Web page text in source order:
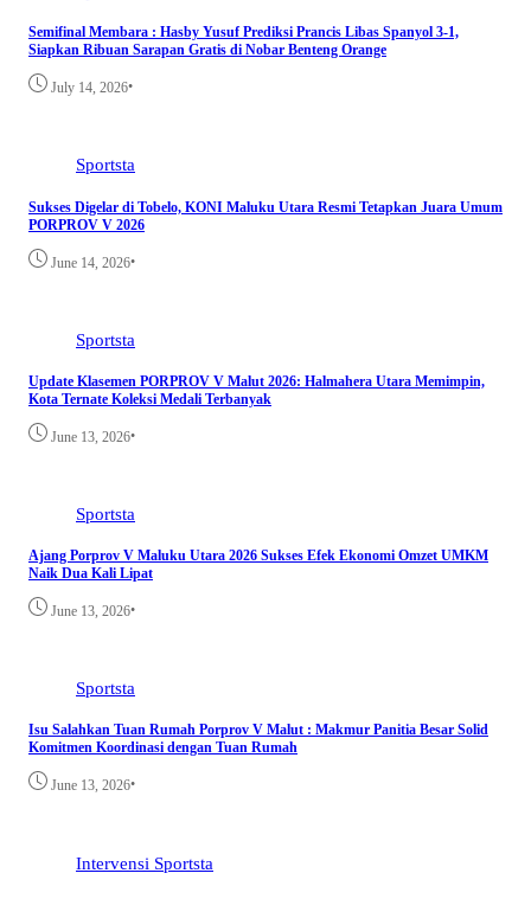
Semifinal Membara : Hasby Yusuf Prediksi Prancis Libas Spanyol 3-1,
Siapkan Ribuan Sarapan Gratis di Nobar Benteng Orange
July 14, 2026•
Sportsta
Sukses Digelar di Tobelo, KONI Maluku Utara Resmi Tetapkan Juara Umum
PORPROV V 2026
June 14, 2026•
Sportsta
Update Klasemen PORPROV V Malut 2026: Halmahera Utara Memimpin,
Kota Ternate Koleksi Medali Terbanyak
June 13, 2026•
Sportsta
Ajang Porprov V Maluku Utara 2026 Sukses Efek Ekonomi Omzet UMKM
Naik Dua Kali Lipat
June 13, 2026•
Sportsta
Isu Salahkan Tuan Rumah Porprov V Malut : Makmur Panitia Besar Solid
Komitmen Koordinasi dengan Tuan Rumah
June 13, 2026•
Intervensi Sportsta